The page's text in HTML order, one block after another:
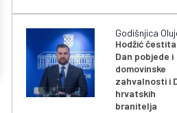
Godišnjica
Hodžić
Dan pobjede i
domovinske
zahvalnosti i
hrvatskih
branitelja